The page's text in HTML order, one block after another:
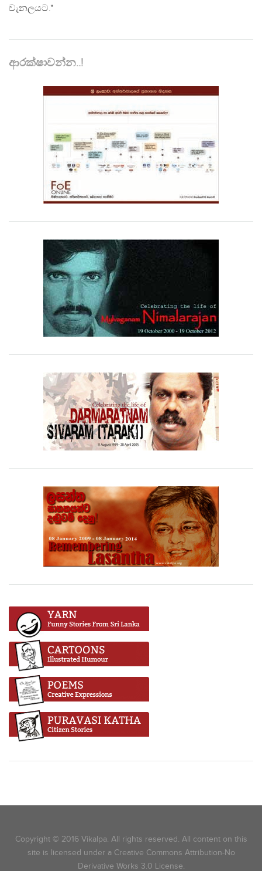
චැනලයට."
ආරක්ෂාවන්න..!
Copyright © 2016 Vikalpa. All rights reserved. All content on this
site is licensed under a Creative Commons Attribution-No
Derivative Works 3.0 License.